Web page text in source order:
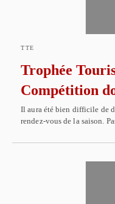
TTE
Trophée
Compétition
Il aura été bien difficile de
rendez-vous de la saison.